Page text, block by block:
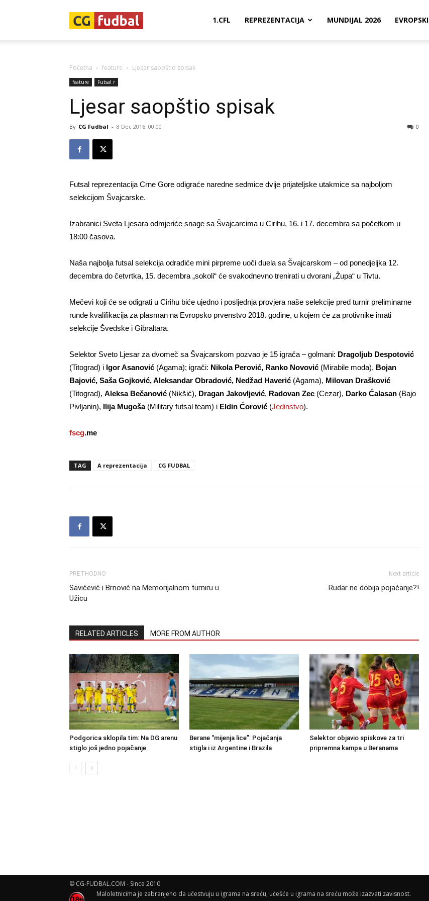
1.CFL REPREZENTACIJA MUNDIJAL 2026 EVROPSKI
Početna feature Ljesar saopštio spisak
feature Futsal r
Ljesar saopštio spisak
By CG Fudbal - 8 Dec 2016. 00:00 0
Futsal reprezentacija Crne Gore odigraće naredne sedmice dvije prijateljske utakmice sa najboljom
selekcijom Švajcarske.
Izabranici Sveta Ljesara odmjeriće snage sa Švajcarcima u Cirihu, 16. i 17. decembra sa početkom u
18:00 časova.
Naša najbolja futsal selekcija odradiće mini pirpreme uoči duela sa Švajcarskom – od ponedjeljka 12.
decembra do četvrtka, 15. decembra „sokoli“ će svakodnevno trenirati u dvorani „Župa“ u Tivtu.
Mečevi koji će se odigrati u Cirihu biće ujedno i posljednja provjera naše selekcije pred turnir preliminarne
runde kvalifikacija za plasman na Evropsko prvenstvo 2018. godine, u kojem će za protivnike imati
selekcije Švedske i Gibraltara.
Selektor Sveto Ljesar za dvomeč sa Švajcarskom pozvao je 15 igrača – golmani: Dragoljub Despotović
(Titograd) i Igor Asanović (Agama); igrači: Nikola Perović, Ranko Novović (Mirabile moda), Bojan
Bajović, Saša Gojković, Aleksandar Obradović, Nedžad Haverić (Agama), Milovan Drašković
(Titograd), Aleksa Bečanović (Nikšić), Dragan Jakovljević, Radovan Zec (Cezar), Darko Ćalasan (Bajo
Pivljanin), Ilija Mugoša(Military futsal team) i Eldin Ćorović (Jedinstvo).
fscg.me
TAG A reprezentacija CG FUDBAL
PRETHODNO
Savićević i Brnović na Memorijalnom turniru u
Užicu
Next article
Rudar ne dobija pojačanje?!
RELATED ARTICLES MORE FROM AUTHOR
Podgorica sklopila tim: Na DG arenu
stiglo još jedno pojačanje
Berane “mijenja lice”: Pojačanja
stigla i iz Argentine i Brazila
Selektor objavio spiskove za tri
pripremna kampa u Beranama
© CG-FUDBAL.COM - Since 2010
Maloletnicima je zabranjeno da učestvuju u igrama na sreću, učešće u igrama na sreću može izazvati zavisnost.